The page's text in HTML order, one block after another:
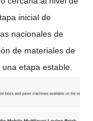
inicial de
nacionales de
de materiales de
etapa estable.